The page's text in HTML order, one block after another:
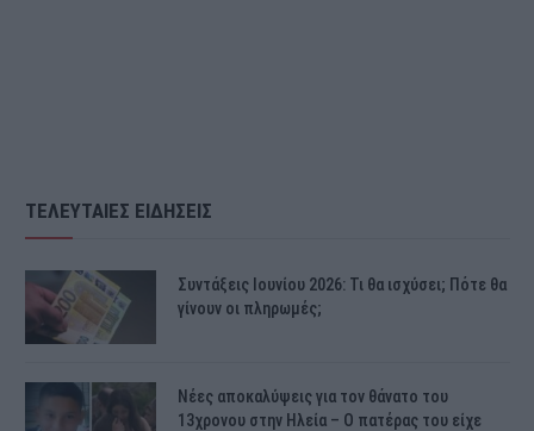
ΤΕΛΕΥΤΑΙΕΣ ΕΙΔΗΣΕΙΣ
Συντάξεις Ιουνίου 2026: Τι θα ισχύσει; Πότε θα
γίνουν οι πληρωμές;
Νέες αποκαλύψεις για τον θάνατο του
13χρονου στην Ηλεία – Ο πατέρας του είχε